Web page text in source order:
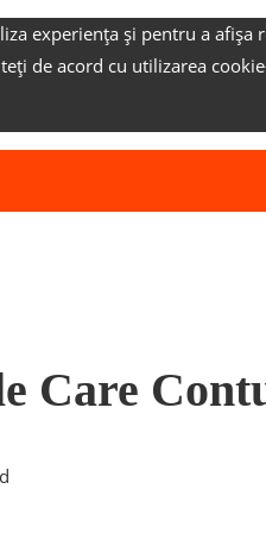
experiența și pentru a afișa
de acord cu utilizarea
Care